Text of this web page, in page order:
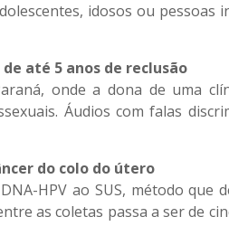
idosos ou pessoas
até 5 anos de reclusão
onde a dona de uma
Áudios com falas
do colo do útero
HPV ao SUS, método que
as coletas passa a ser de